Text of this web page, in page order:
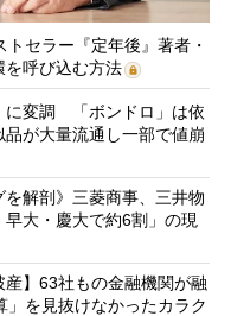
トセラー『定年後』著者・
を呼び込む方法
に変調 「ボンドロ」は依
が大量流通し一部で値崩
を解剖》三菱商事、三井物
大・慶大で約6割」の現
産】63社もの金融機関が融
を見抜けなかったカラク